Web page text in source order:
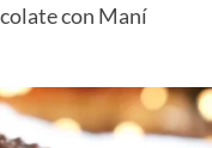
con Maní